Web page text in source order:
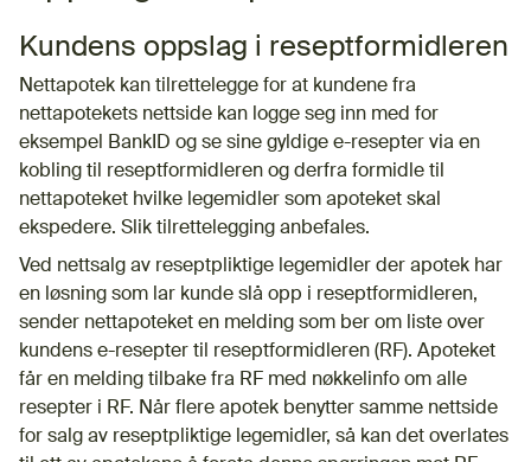
Kundens oppslag i reseptformidleren
Nettapotek kan tilrettelegge for at kundene fra
nettapotekets nettside kan logge seg inn med for
eksempel BankID og se sine gyldige e-resepter via en
kobling til reseptformidleren og derfra formidle til
nettapoteket hvilke legemidler som apoteket skal
ekspedere. Slik tilrettelegging anbefales.
Ved nettsalg av reseptpliktige legemidler der apotek har
en løsning som lar kunde slå opp i reseptformidleren,
sender nettapoteket en melding som ber om liste over
kundens e-resepter til reseptformidleren (RF). Apoteket
får en melding tilbake fra RF med nøkkelinfo om alle
resepter i RF. Når flere apotek benytter samme nettside
for salg av reseptpliktige legemidler, så kan det overlates